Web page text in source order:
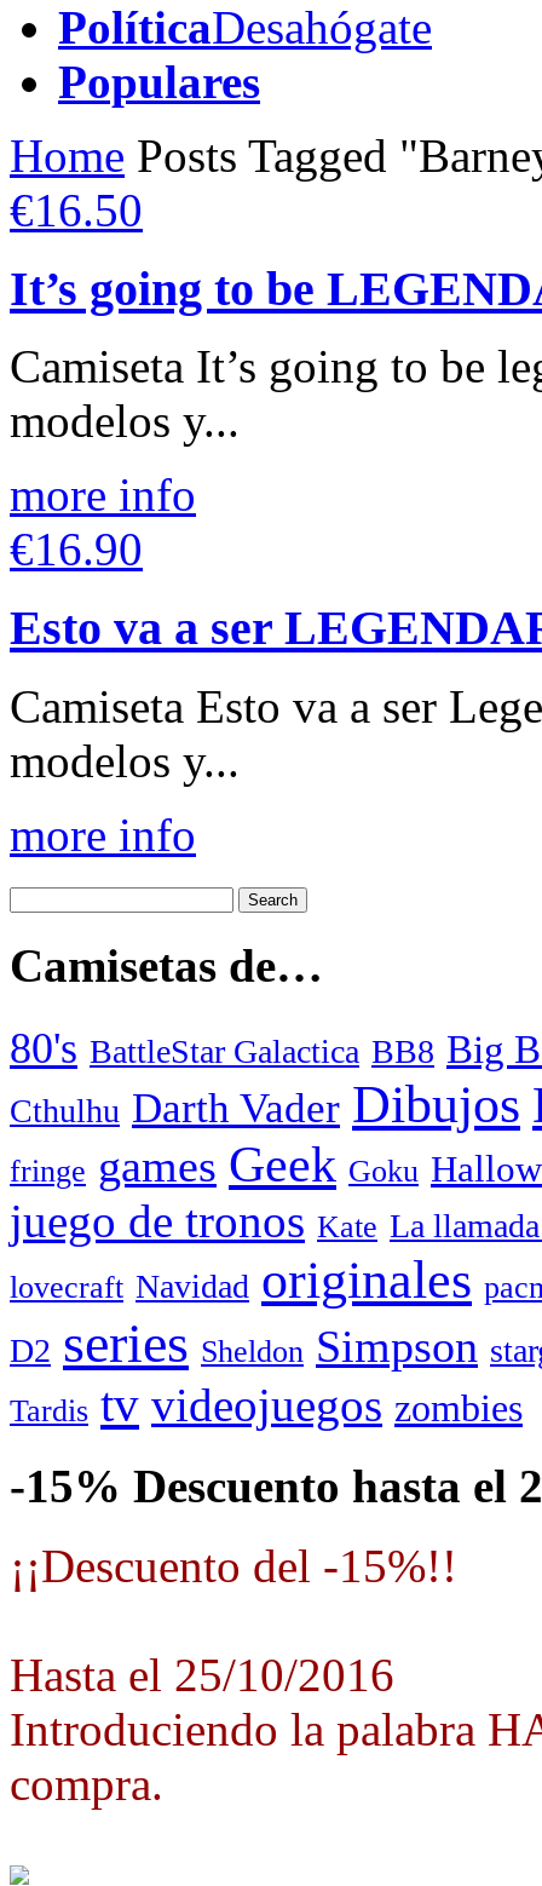
PolíticaDesahógate
Populares
Home Posts Tagged
€16.50
It’s going to be
Camiseta It’s going to be
modelos y...
more info
€16.90
Esto va a ser
Camiseta Esto va a ser
modelos y...
more info
Camisetas de…
80's BattleStar Galactica BB8 Big
Cthulhu Darth Vader Dibujos
fringe games Geek Goku
juego de tronos Kate La
lovecraft Navidad originales
D2 series Sheldon Simpson
Tardis tv videojuegos zombies
-15% Descuento hasta el
¡¡Descuento del -15%!!
Hasta el 25/10/2016
Introduciendo la palabra
compra.